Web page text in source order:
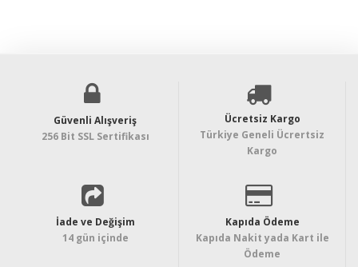
Güvenli Alışveriş
256 Bit SSL Sertifikası
Ücretsiz Kargo
Türkiye Geneli Ücrertsiz
Kargo
İade ve Değişim
14 gün içinde
Kapıda Ödeme
Kapıda Nakit yada Kart ile
Ödeme